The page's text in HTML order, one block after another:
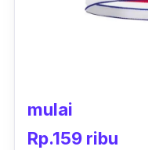
berkualitas,
digunakan untuk
mulai
Rp.159 ribu